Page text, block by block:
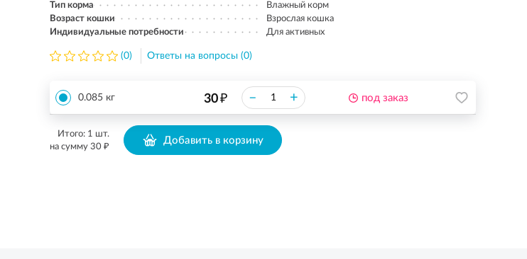
Тип корма
Влажный корм
Возраст кошки
Взрослая кошка
Индивидуальные потребности
Для активных
(0) Ответы на вопросы (0)
0.085 кг 30₽ – + под заказ
Итого: 1 шт.
на сумму 30 ₽ Добавить в корзину